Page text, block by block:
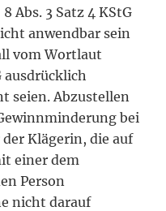
Abs. 3 Satz 4 KStG
anwendbar sein
vom Wortlaut
ausdrücklich
seien. Abzustellen
bei
Klägerin, die auf
einer dem
Person
nicht darauf